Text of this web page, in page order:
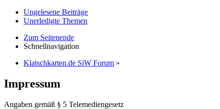
Ungelesene Beiträge
Unerledigte Themen
Zum Seitenende
Schnellnavigation
Klatschkarten.de SiW Forum »
Impressum
Angaben gemäß § 5 Telemediengesetz